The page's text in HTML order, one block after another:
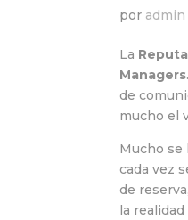
por admin
La
Managers
de
mucho el
Mucho se
cada vez
de
la